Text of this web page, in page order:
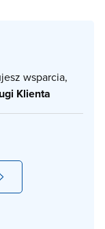
wsparcia,
Klienta